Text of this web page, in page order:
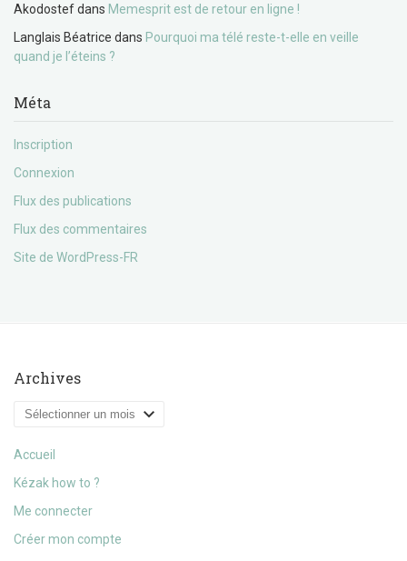
Akodostefdans Memesprit est de retour en ligne !
Langlais Béatrice dans Pourquoi ma télé reste-t-elle en veille
quand je l’éteins ?
Méta
Inscription
Connexion
Flux des publications
Flux des commentaires
Site de WordPress-FR
Archives
Archives
Accueil
Kézak how to ?
Me connecter
Créer mon compte